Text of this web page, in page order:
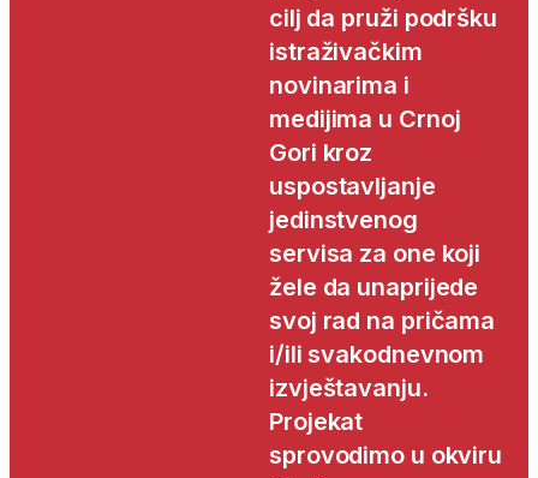
cilj da pruži podršku
istraživačkim
novinarima i
medijima u Crnoj
Gori kroz
uspostavljanje
jedinstvenog
servisa za one koji
žele da unaprijede
svoj rad na pričama
i/ili svakodnevnom
izvještavanju.
Projekat
sprovodimo u okviru